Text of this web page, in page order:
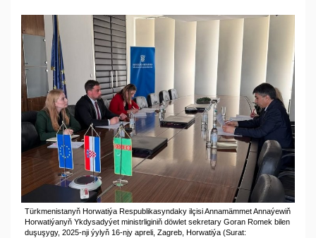
Türkmenistanyň Horwatiýa Respublikasyndaky ilçisi Annamämmet Annaýewiň
Horwatiýanyň Ykdysadyýet ministrliginiň döwlet sekretary Goran Romek bilen
duşuşygy, 2025-nji ýylyň 16-njy apreli, Zagreb, Horwatiýa (Surat: